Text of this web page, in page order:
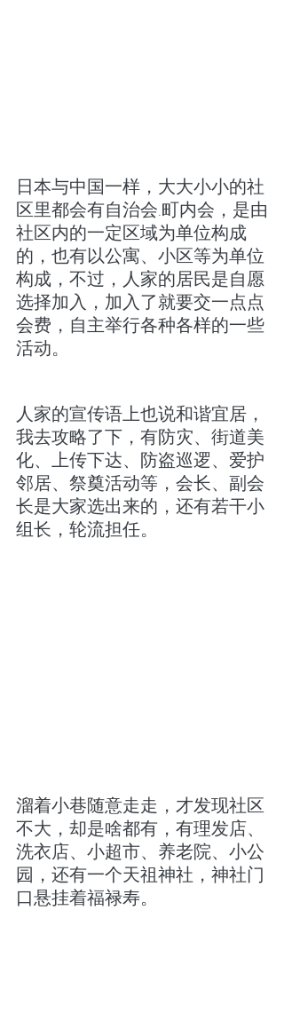
日本与中国一样，大大小小的社
区里都会有自治会.町内会，是由
社区内的一定区域为单位构成
的，也有以公寓、小区等为单位
构成，不过，人家的居民是自愿
选择加入，加入了就要交一点点
会费，自主举行各种各样的一些
活动。
人家的宣传语上也说和谐宜居，
我去攻略了下，有防灾、街道美
化、上传下达、防盗巡逻、爱护
邻居、祭奠活动等，会长、副会
长是大家选出来的，还有若干小
组长，轮流担任。
溜着小巷随意走走，才发现社区
不大，却是啥都有，有理发店、
洗衣店、小超市、养老院、小公
园，还有一个天祖神社，神社门
口悬挂着福禄寿。